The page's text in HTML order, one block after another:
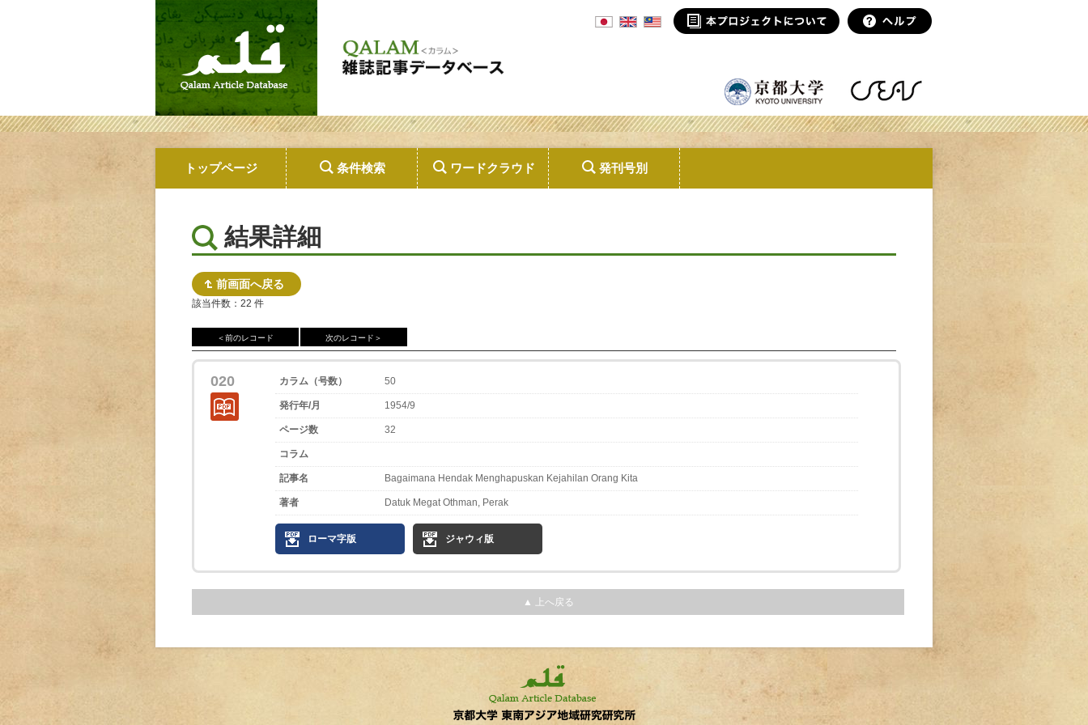
トップページ 条件検索 ワードクラウド 発刊号別
結果詳細
前画面へ戻る
該当件数：22 件
＜前のレコード 次のレコード＞
020 カラム（号数） 50
発行年/月 1954/9
ページ数 32
コラム
記事名 Bagaimana Hendak Menghapuskan Kejahilan Orang Kita
著者 Datuk Megat Othman, Perak
ローマ字版 ジャウィ版
▲ 上へ戻る